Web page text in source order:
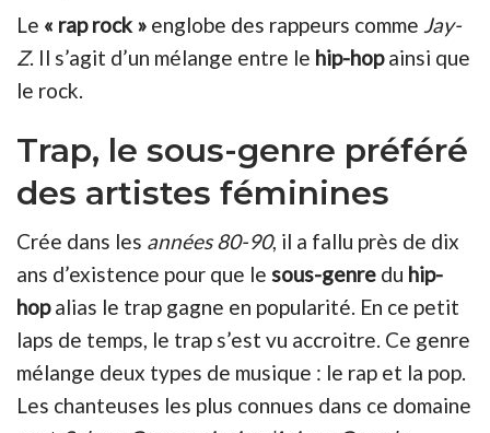
Le « rap rock » englobe des rappeurs comme Jay-
Z. Il s’agit d’un mélange entre le hip-hopainsi que
le rock.
Trap, le sous-genre préféré
des artistes féminines
Crée dans les années 80-90, il a fallu près de dix
ans d’existence pour que le sous-genre du hip-
hopalias le trap gagne en popularité. En ce petit
laps de temps, le trap s’est vu accroitre. Ce genre
mélange deux types de musique : le rap et la pop.
Les chanteuses les plus connues dans ce domaine